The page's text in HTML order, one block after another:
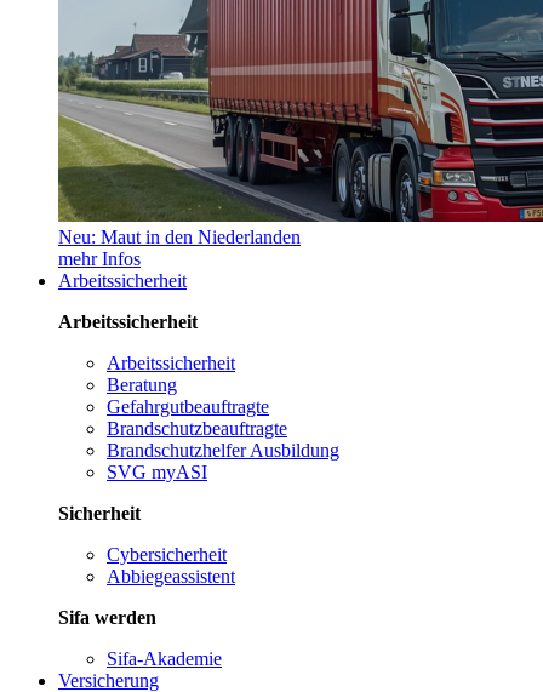
Neu: Maut in den Niederlanden
mehr Infos
Arbeitssicherheit
Arbeitssicherheit
Arbeitssicherheit
Beratung
Gefahrgutbeauftragte
Brandschutzbeauftragte
Brandschutzhelfer Ausbildung
SVG myASI
Sicherheit
Cybersicherheit
Abbiegeassistent
Sifa werden
Sifa-Akademie
Versicherung